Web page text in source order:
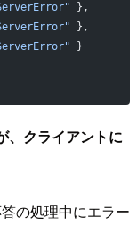
},
},
}
、クライアントに
の処理中にエラー